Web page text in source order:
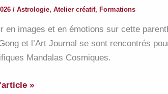
/Astrologie,Atelier créatif, Formations
en images et en émotions sur cette
et l’Art Journal se sont rencontrés
Mandalas Cosmiques.
»